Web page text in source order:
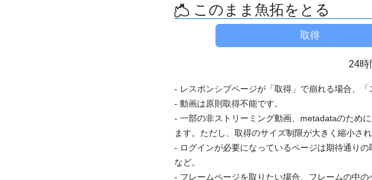
このまま魚拓をとる
24時
- レスポンシブページが「取得」で崩れる場合、「
- 動画は原則取得不能です。
- 一部の非ストリーミング動画、metadataのため
ます。ただし、取得のサイズ制限が大きく縮小さ
- ログインが必要になっているページは期待通り
など。
- フレームページを取りたい場合、フレームの中